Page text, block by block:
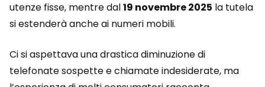
utenze fisse, mentre dal19 novembre 2025 la tutela
si estenderà anche ai numeri mobili.
Ci si aspettava una drastica diminuzione di
telefonate sospette e chiamate indesiderate, ma